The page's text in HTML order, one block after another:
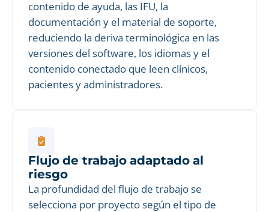
contenido de ayuda, las IFU, la
documentación y el material de soporte,
reduciendo la deriva terminológica en las
versiones del software, los idiomas y el
contenido conectado que leen clínicos,
pacientes y administradores.
Flujo de trabajo adaptado al
riesgo
La profundidad del flujo de trabajo se
selecciona por proyecto según el tipo de